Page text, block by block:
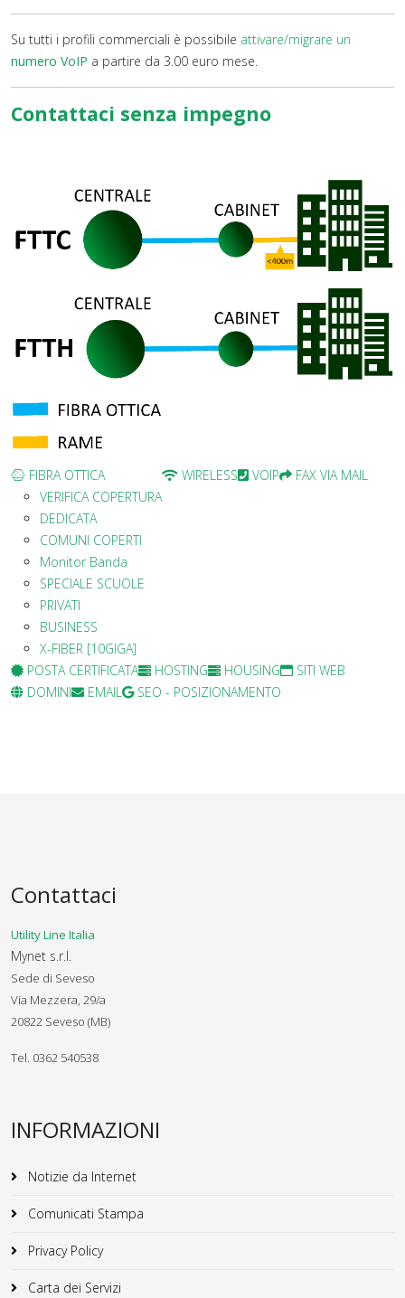
Su tutti i profili commerciali è possibile attivare/migrare un
numero VoIP a partire da 3.00 euro mese.
Contattaci senza impegno
FIBRA OTTICA
VERIFICA COPERTURA
DEDICATA
COMUNI COPERTI
Monitor Banda
SPECIALE SCUOLE
PRIVATI
BUSINESS
X-FIBER [10GIGA]
WIRELESS VOIP FAX VIA MAIL
POSTA CERTIFICATA HOSTING HOUSING
SITI WEB
DOMINI
EMAIL SEO - POSIZIONAMENTO
Contattaci
Utility Line Italia
Mynet s.r.l.
Sede di Seveso
Via Mezzera, 29/a
20822 Seveso (MB)
Tel. 0362 540538
INFORMAZIONI
Notizie da Internet
Comunicati Stampa
Privacy Policy
Carta dei Servizi